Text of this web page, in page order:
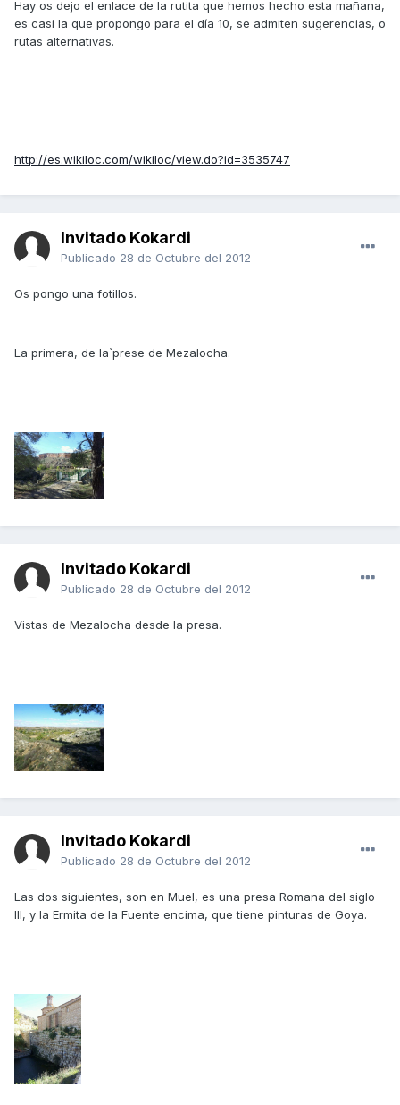
Hay os dejo el enlace de la rutita que hemos hecho esta mañana,
es casi la que propongo para el día 10, se admiten sugerencias, o
rutas alternativas.
http://es.wikiloc.com/wikiloc/view.do?id=3535747
Invitado Kokardi
Publicado 28 de Octubre del 2012
Os pongo una fotillos.
La primera, de la`prese de Mezalocha.
Invitado Kokardi
Publicado 28 de Octubre del 2012
Vistas de Mezalocha desde la presa.
Invitado Kokardi
Publicado 28 de Octubre del 2012
Las dos siguientes, son en Muel, es una presa Romana del siglo
III, y la Ermita de la Fuente encima, que tiene pinturas de Goya.